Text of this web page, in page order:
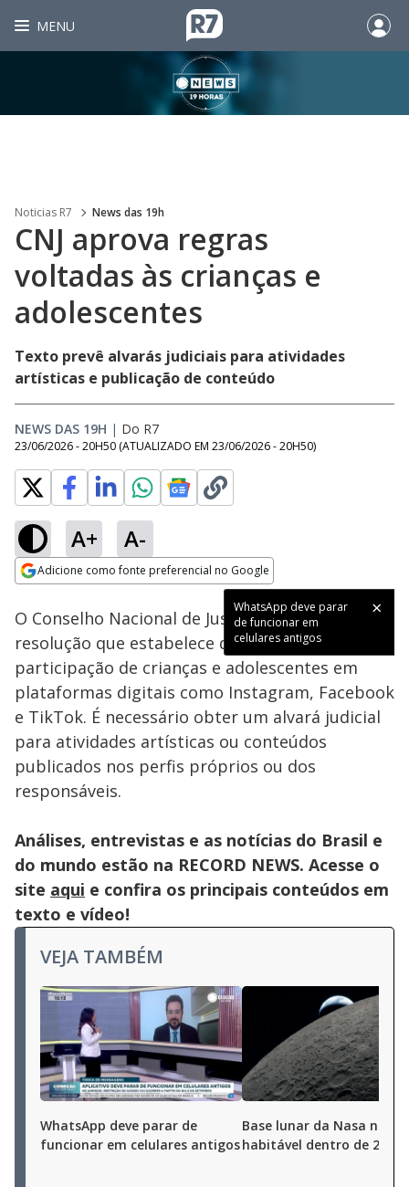
MENU
Noticias R7 News das 19h
CNJ aprova regras
voltadas às crianças e
adolescentes
Texto prevê alvarás judiciais para atividades
artísticas e publicação de conteúdo
NEWS DAS 19H | Do R7
23/06/2026 - 20H50 (ATUALIZADO EM 23/06/2026 - 20H50)
A+ A-
Adicione como fonte preferencial no Google
WhatsApp deve parar
de funcionar em
celulares antigos
Ativar
Loaded
14.28%
O Conselho Nacional de Justiça aprovou uma
resolução que estabelece diretrizes para a
participação de crianças e adolescentes em
plataformas digitais como Instagram, Facebook
e TikTok. É necessário obter um alvará judicial
para atividades artísticas ou conteúdos
publicados nos perfis próprios ou dos
responsáveis.
Análises, entrevistas e as notícias do Brasil e
do mundo estão na RECORD NEWS. Acesse o
site aqui e confira os principais conteúdos em
texto e vídeo!
VEJA TAMBÉM
WhatsApp deve parar de
funcionar em celulares antigos
Base lunar da Nasa na
habitável dentro de 20